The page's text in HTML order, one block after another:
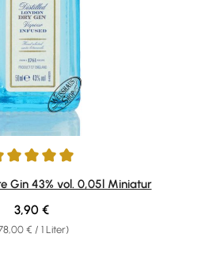
von 5 von 5 Sternen
Gin 43% vol. 0,05l Miniatur
€ / 1 Liter)
Regulärer Preis:
3,90 €